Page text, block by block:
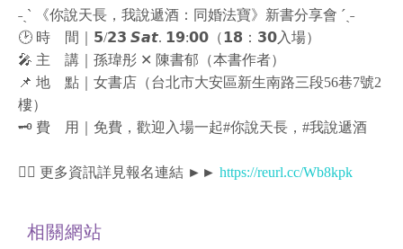
˗ˏˋ 《你說天長，我說遞酒：同婚法寶》新書分享會 ´ˎ˗
🕑 時 間｜𝟱/𝟮𝟯 𝙎𝙖𝙩. 𝟭𝟵:𝟬𝟬（𝟭𝟴：𝟯𝟬入場）
🎤 主 講｜孫瑋彤 ✕ 陳書郁（本書作者）
📌 地 點｜女書店（台北市大安區新生南路三段56巷7號2
樓）
🗝️ 費 用｜免費，歡迎入場一起#你說天長，#我說遞酒
🏳️‍🌈 更多資訊詳見報名連結 ►► https://reurl.cc/Wb8kpk
相關網站